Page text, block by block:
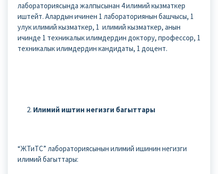
лабораториясында жалпысынан 4 илимий кызматкер
иштейт. Алардын ичинен 1 лабораториянын башчысы, 1
улук илимий кызматкер, 1 илимий кызматкер, анын
ичинде 1 техникалык илимдердин доктору, профессор, 1
техникалык илимдердин кандидаты, 1 доцент.
Илимий иштин негизги багыттары
“ЖТиТС” лабораториясынын илимий ишинин негизги
илимий багыттары: